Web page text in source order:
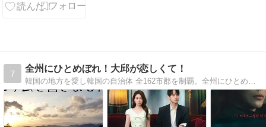
日本の裁判所
7
全州にひとめぼれ！大邱が恋しくて！